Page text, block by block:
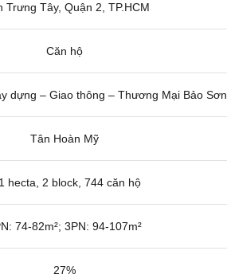
Trưng Tây, Quận 2, TP.HCM
Căn hộ
dựng – Giao thông – Thương Mại Bảo Sơn
Tân Hoàn Mỹ
hecta, 2 block, 744 căn hộ
74-82m²; 3PN: 94-107m²
27%